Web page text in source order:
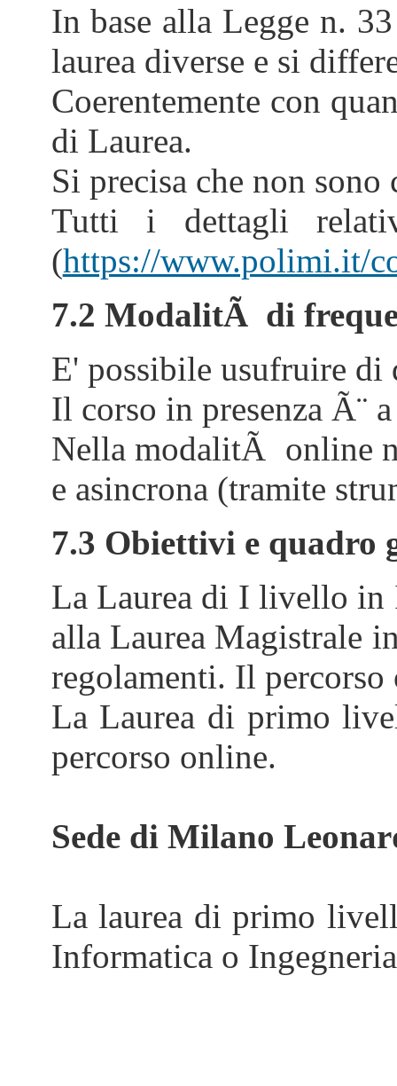
In base alla Legge n.
laurea diverse e si
Coerentemente con
di Laurea.
Si precisa che non
Tutti i dettagli
(https://www.polimi.it/
7.2 ModalitÃ di
E' possibile usufruire di
Il corso in presenza Ã¨
Nella modalitÃ online
e asincrona (tramite
7.3 Obiettivi e quadro
La Laurea di I livello in
alla Laurea Magistrale
regolamenti. Il percorso
La Laurea di primo
percorso online.
Sede di Milano
La laurea di primo
Informatica o